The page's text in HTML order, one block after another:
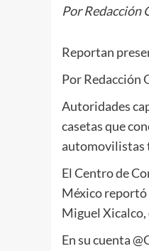
Por Redacción
Reportan
Por Redacción
Autoridades
casetas que
automovilistas
El Centro de
México reportó
Miguel Xicalco,
En su cuenta